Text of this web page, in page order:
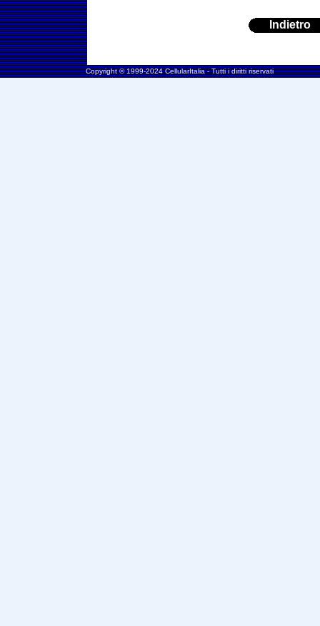
Indietro
Copyright © 1999-2024 CellularItalia - Tutti i diritti riservati